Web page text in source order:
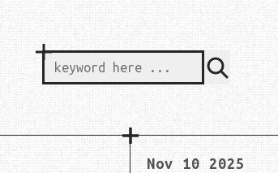
keyword here ...
Nov 10 2025